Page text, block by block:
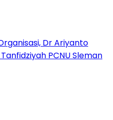
Dr Ariyanto
PCNU Sleman